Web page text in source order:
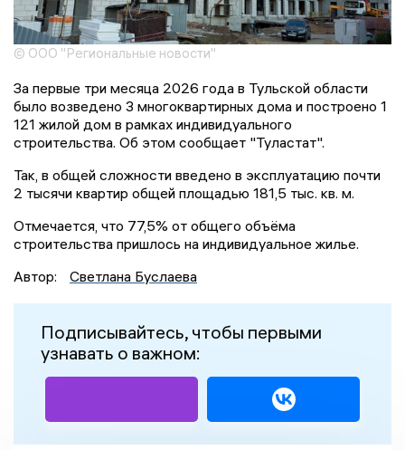
© ООО "Региональные новости"
За первые три месяца 2026 года в Тульской области
было возведено 3 многоквартирных дома и построено 1
121 жилой дом в рамках индивидуального
строительства. Об этом сообщает "Туластат".
Так, в общей сложности введено в эксплуатацию почти
2 тысячи квартир общей площадью 181,5 тыс. кв. м.
Отмечается, что 77,5% от общего объёма
строительства пришлось на индивидуальное жилье.
Автор:
Светлана Буслаева
Подписывайтесь, чтобы первыми
узнавать о важном: